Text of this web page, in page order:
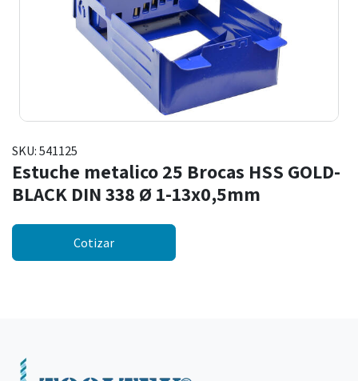
SKU: 541125
Estuche metalico 25 Brocas HSS GOLD-
BLACK DIN 338 Ø 1-13x0,5mm
Cotizar